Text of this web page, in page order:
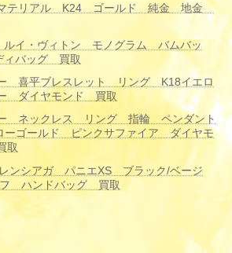
マテリアル K24 ゴールド 純金 地金
イ・ヴィトン モノグラム バムバッ
バッグ 買取
喜平ブレスレット リング K18イエロ
ダイヤモンド 買取
ネックレス リング 指輪 ペンダント
ーゴールド ピンクサファイア ダイヤモ
取
ンシアガ パニエXS ブラック/ベージ
ハンドバッグ 買取